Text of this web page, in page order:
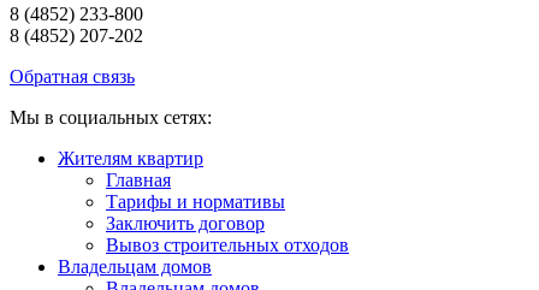
8 (4852) 233-800
8 (4852) 207-202
Обратная связь
Мы в социальных сетях:
Жителям квартир
Главная
Тарифы и нормативы
Заключить договор
Вывоз строительных отходов
Владельцам домов